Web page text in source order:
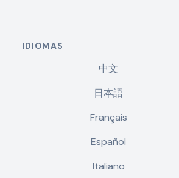
IDIOMAS
中文
日本語
Français
Español
Italiano